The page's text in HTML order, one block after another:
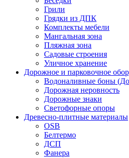
Грили
Грядки из ДПК
Комплекты мебели
Мангальная зона
Пляжная зона
Садовые строения
Уличное хранение
Дорожное и парковочное
Водоналивные боны
Дорожная неровность
Дорожные знаки
Светофорные опоры
Древесно-плитные материалы
OSB
Белтермо
ДСП
Фанера